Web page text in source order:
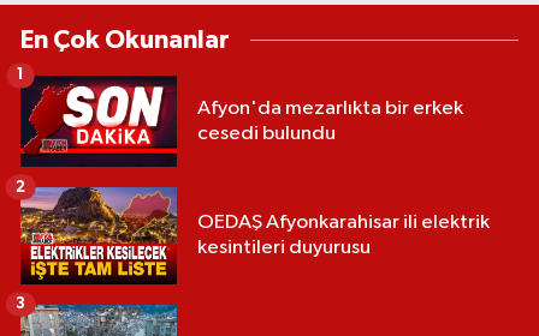
En Çok Okunanlar
Afyon'da mezarlıkta bir erkek
cesedi bulundu
1
OEDAŞ Afyonkarahisar ili elektrik
kesintileri duyurusu
2
3